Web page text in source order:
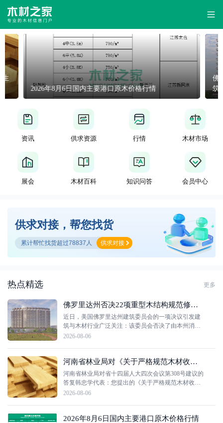
专
业
的
木
材
家
佛罗里达州否决22项重型木结构规范修订，高层木建
筑入局受阻
资讯 供求资源 行情 木材市场
展会 木材百科 知识问答 会员中心
供求对接，帮您找货
累计帮忙找货超过78837人 供求对接
热点精选 更多
佛罗里达州否决22项重型木结构规范修订，高层木建筑入局受阻
近日，美国佛罗里达州建筑委员会的一项决议引发建
筑与木材行业广泛关注：该委员会否决了由本州消
防、结构专家力挺的22项重型木结构建筑规范修订提
这一建筑形式已在美国44个州获得通行许可。美国木
材委员会（American Wood Council）证实，此次否决
虽遭遇多方反对，却凸显出技术理......
2026-08-06
河南省林业局对《关于严格规范木材收购行为加强生态林保护建议》答复
河南省林业局对省十四届人大四次会议第308号建议的
答复韩忠学代表：您提出的《关于严格规范木材收购
行为加强生态林保护的建议》收悉。衷心感谢您长期
局会办意见，现结合工作实际答复如下：一、全省木
2026-08-06
2026年8月6日国内主要港口原木价格行情